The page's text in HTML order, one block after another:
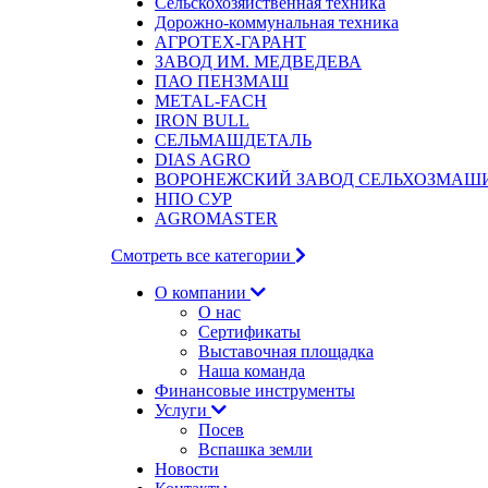
Дорожно-коммунальная техника
АГРОТЕХ-ГАРАНТ
ЗАВОД ИМ. МЕДВЕДЕВА
ПАО ПЕНЗМАШ
METAL-FACH
IRON BULL
СЕЛЬМАШДЕТАЛЬ
DIAS AGRO
ВОРОНЕЖСКИЙ ЗАВОД
НПО СУР
AGROMASTER
Смотреть все категории
О компании
О нас
Сертификаты
Выставочная площадка
Наша команда
Финансовые инструменты
Услуги
Посев
Вспашка земли
Новости